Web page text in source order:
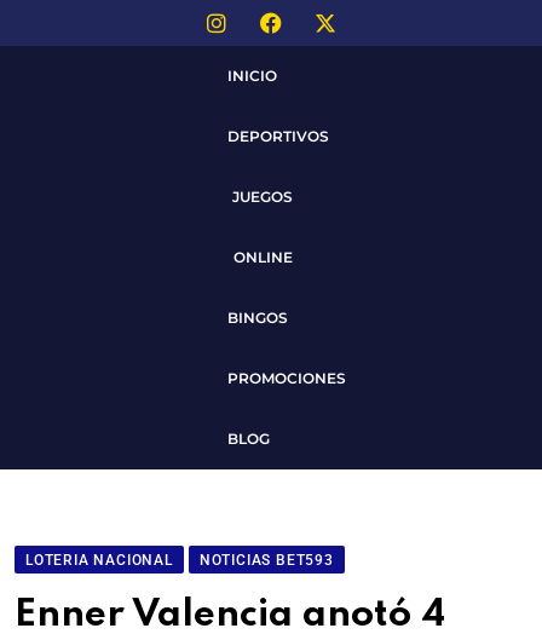
INICIO
DEPORTIVOS
JUEGOS
ONLINE
BINGOS
PROMOCIONES
BLOG
LOTERIA NACIONAL NOTICIAS BET593
Enner Valencia anotó 4